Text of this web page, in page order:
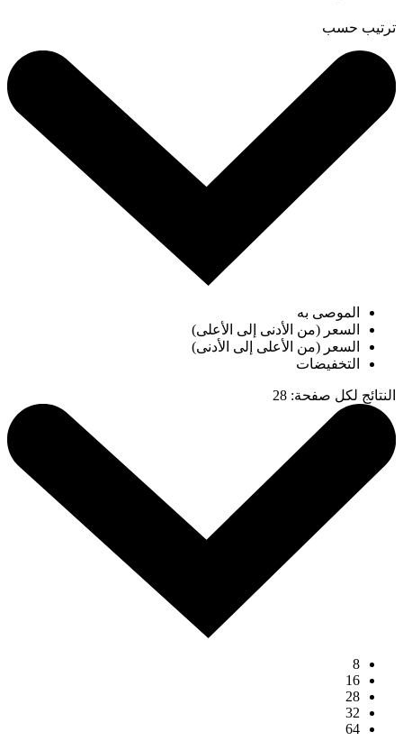
ترتيب حسب
الموصى به
السعر (من الأدنى إلى الأعلى)
السعر (من الأعلى إلى الأدنى)
التخفيضات
النتائج لكل صفحة:
28
8
16
28
32
64